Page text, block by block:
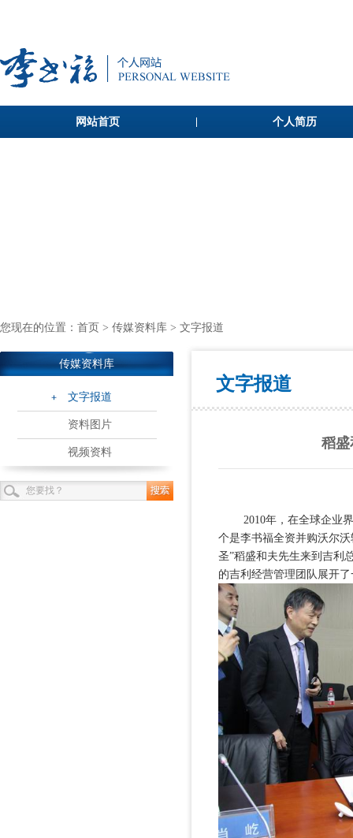
网站首页 个人简历
您现在的位置： 首页 > 传媒资料库 > 文字报道
传媒资料库
文字报道
资料图片
视频资料
文字报道
稻盛
2010年，在全球企业界
个是李书福全资并购沃尔
圣”稻盛和夫先生来到吉利
的吉利经营管理团队展开